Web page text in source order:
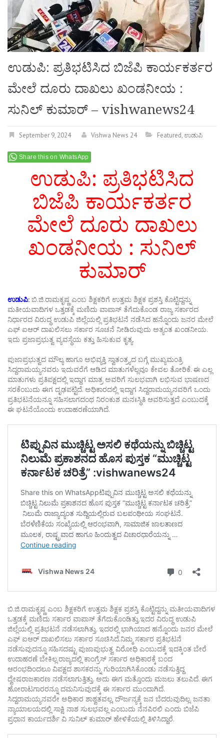
ಉಡುಪಿ: ಪ್ರತಿಭಟಿಸಿದ ಬಿಜೆಪಿ ಕಾರ್ಯಕರ್ತರ
ಮೇಲೆ ದೂರು ದಾಖಲು ಖಂಡನೀಯ :
ಸುನಿಲ್ ಕುಮಾರ್ – vishwanews24
September 9, 2024 Vishwa News 24 Featured,ಉಡುಪಿ
Share this on WhatsApp
ಉಡುಪಿ: ಪ್ರತಿಭಟಿಸಿದ
ಬಿಜೆಪಿ ಕಾರ್ಯಕರ್ತರ
ಮೇಲೆ ದೂರು ದಾಖಲು
ಖಂಡನೀಯ : ಸುನಿಲ್
ಕುಮಾರ್
ಉಡುಪಿ: ಬಿ.ಜಿ.ರಾಮಕೃಷ್ಣ ಎಂಬ ಶಿಕ್ಷಕರಿಗೆ ಉತ್ತಮ ಶಿಕ್ಷಕ ಪ್ರಶಸ್ತಿ ಕೊಟ್ಟಿದ್ದನ್ನು
ಮತೀಯವಾದಿಗಳ ಒತ್ತಡಕ್ಕೆ ಮಣಿದು ವಾಪಾಸ್ ತೆಗೆದುಕೊಂಡ ರಾಜ್ಯ ಸರ್ಕಾರದ
ನಿರ್ಧಾರದ ವಿರುದ್ಧ ಉಡುಪಿ ಜಿಲ್ಲೆಯಲ್ಲಿ ಪ್ರತಿಭಟನೆ ನಡೆಸಿದ ಹನ್ನೊಂದು ಜನರ ಮೇಲೆ
ಎಫ್ ಐಆರ್ ದಾಖಲಿಸಲು ಸರ್ಕಾರ ಸೂಚನೆ ನೀಡಿರುವುದು ಅತ್ಯಂತ ಖಂಡನೀಯ.
ಇದು ಪ್ರಜಾಪ್ರಭುತ್ವ ವ್ಯವಸ್ಥೆಯ ಕತ್ತು ಹಿಸುಕುವ ಕೃತ್ಯ.
ಪುಜಾಪ್ರಭುತ್ವದ ಮೌಲ್ಯ ಹಾಗೂ ಅಭಿವ್ಯಕ್ತಿ ಸ್ವಾತಂತ್ರ್ಯದ ಬಗ್ಗೆ ಮುಖ್ಯಮಂತ್ರಿ
ಸಿದ್ದರಾಮಯ್ಯನವರು ಇದುವರೆಗೆ ಆಡಿದ ಮಾತುಗಳೆಲ್ಲವೂ ಕೇವಲ ತೋರಿಕೆ. ಈ ಎಲ್ಲ
ಮಾತುಗಳು ಪ್ರತಿಪಕ್ಷದಲ್ಲಿ ಇದ್ದಾಗ ಮಾತ್ರ ಅವರಿಗೆ ಸುಲಭವಾಗಿ ಲಭಿಸುವ ಭಾಷಣದ
ಸರಕೆಂಬುದು ಈಗ ದೃಢಪಟ್ಟಿದೆ. ಅಧಿಕಾರದಲ್ಲಿ ಇದ್ದಾಗ ಸಿದ್ದರಾಮಯ್ಯನವರಿಗೆ ಒಂದು
ಪ್ರತಿಭಟನೆಯನ್ನೂ ಸಹಿಸಲಾಗದಂಥ ನಿರಂಕುಶ ಮನಃಸ್ಥಿತಿ ಆವರಿಸುತ್ತದೆ ಎಂಬುದಕ್ಕೆ
ಈ ಘಟನೆಯೊಂದು ಉದಾಹರಣೆಯಾಗಿದೆ.
ಬಿ.ಜಿ.ರಾಮಕೃಷ್ಣ ಎಂಬ ಶಿಕ್ಷಕರಿಗೆ ಉತ್ತಮ ಶಿಕ್ಷಕ ಪ್ರಶಸ್ತಿ ಕೊಟ್ಟಿದ್ದನ್ನು ಮತೀಯವಾದಿಗಳ
ಒತ್ತಡಕ್ಕೆ ಮಣಿದು ಸರ್ಕಾರ ವಾಪಾಸ್‌ ತೆಗೆದುಕೊಂಡಿತ್ತು.ಇದರ ವಿರುದ್ಧ ಉಡುಪಿ
ಜಿಲ್ಲೆಯಲ್ಲಿ ಪ್ರತಿಭಟನೆ ನಡೆಸಲಾಗಿತ್ತು. ಇದರಲ್ಲಿ ಭಾಗಿಯಾದ ಹನ್ನೊಂದು ಜನರ ಮೇಲೆ
ಎಫ್ ಐಆರ್ ದಾಖಲಿಸಲು ಸರ್ಕಾರ ಸೂಚಿಸಿದೆ.ನಿಮ್ಮ ಸರ್ಕಾರ ಪ್ರತಿಭಟನೆ
ನಡೆಸುವುದನ್ನೂ ಸಹಿಸದಷ್ಟು ಪುಜಾಪುಭುತ್ವ ವಿರೋಧಿ ಎಂಬುದಕ್ಕೆ ಇದಕ್ಕಿಂತ ಬೇರೆ
ಉದಾಹರಣೆ ಬೇಕಿಲ್ಲ.ರಾಜ್ಯದಲ್ಲಿ ಕಾಂಗ್ರೆಸ್‌ ಸರ್ಕಾರ ಅಧಿಕಾರಕ್ಕೆ ಬಂದ
ಆರಂಭದಿಂದಲೂ ವಿಪಕ್ಷದ ಶಾಸಕರನ್ನು ಗುರಿಯಾಗಿಸಿಕೊಂಡು ನಡೆಸುತ್ತಿದ್ದ
ದ್ವೇಷರಾಜಕಾರಣ ನಡೆಸಲಾಗುತ್ತಿತ್ತು. ಅದು ಈಗ ಮತ್ತೊಂದು ಮಜಲು ತಲುಪಿದೆ. ಈಗ
ಹೋರಾಟಗಾರರನ್ನೂ ದಮನಿಸುವುದಕ್ಕೆ ಈ ಸರ್ಕಾರ ಮುಂದಾಗಿದೆ.
ಸಿದ್ದರಾಮಯ್ಯನವರೇ ಅಧಿಕಾರ ಶಾಶ್ವತವಲ್ಲ, ದೌರ್ಜನ್ಯಕ್ಕೆ ಜನ ಬೆದರುವುದಿಲ್ಲ. ಜನತಾ
ನ್ಯಾಯಾಲಯದಲ್ಲಿ ಸಾಕ್ಷಿ ನಾಶ ಸುಲಭವಲ್ಲ ಎಂಬುದು ನೆನಪಿರಲಿ ಎಂದು ಬಿಜೆಪಿ
ಪ್ರಧಾನ ಕಾರ್ಯದರ್ಶಿ ವಿ ಸುನಿಲ್ ಕುಮಾರ್ ಹೇಳಿಕೆಯಲ್ಲಿ ತಿಳಿಸಿದ್ದಾರೆ.